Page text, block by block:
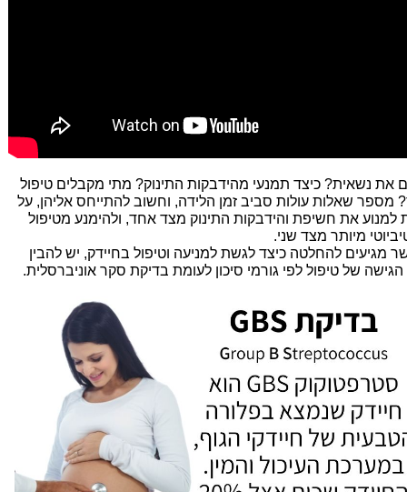
את נשאית? כיצד תמנעי מהידבקות התינוק? מתי מקבלים טיפול
מספר שאלות עולות סביב זמן הלידה, וחשוב להתייחס אליהן, על
למנוע את חשיפת והידבקות התינוק מצד אחד, ולהימנע מטיפול
מיותר מצד שני.
מגיעים להחלטה כיצד לגשת למניעה וטיפול בחיידק, יש להבין
של טיפול לפי גורמי סיכון לעומת בדיקת סקר אוניברסלית.